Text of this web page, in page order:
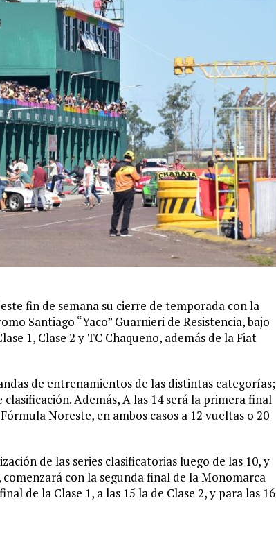
fin de semana su cierre de temporada con la
Santiago “Yaco” Guarnieri de Resistencia, bajo
1, Clase 2 y TC Chaqueño, además de la Fiat
de entrenamientos de las distintas categorías;
Además, A las 14 será la primera final
Noreste, en ambos casos a 12 vueltas o 20
de las series clasificatorias luego de las 10, y
con la segunda final de la Monomarca
de la Clase 1, a las 15 la de Clase 2, y para las 16